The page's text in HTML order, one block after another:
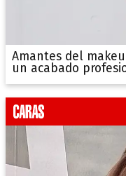
Amantes del
un acabado